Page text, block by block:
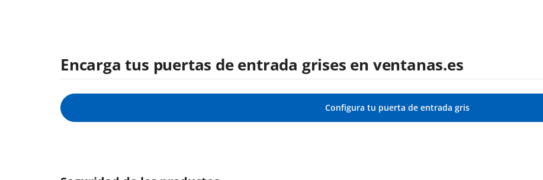
Encarga tus puertas de entrada grises en ventanas.es
Configura tu puerta de entrada gris